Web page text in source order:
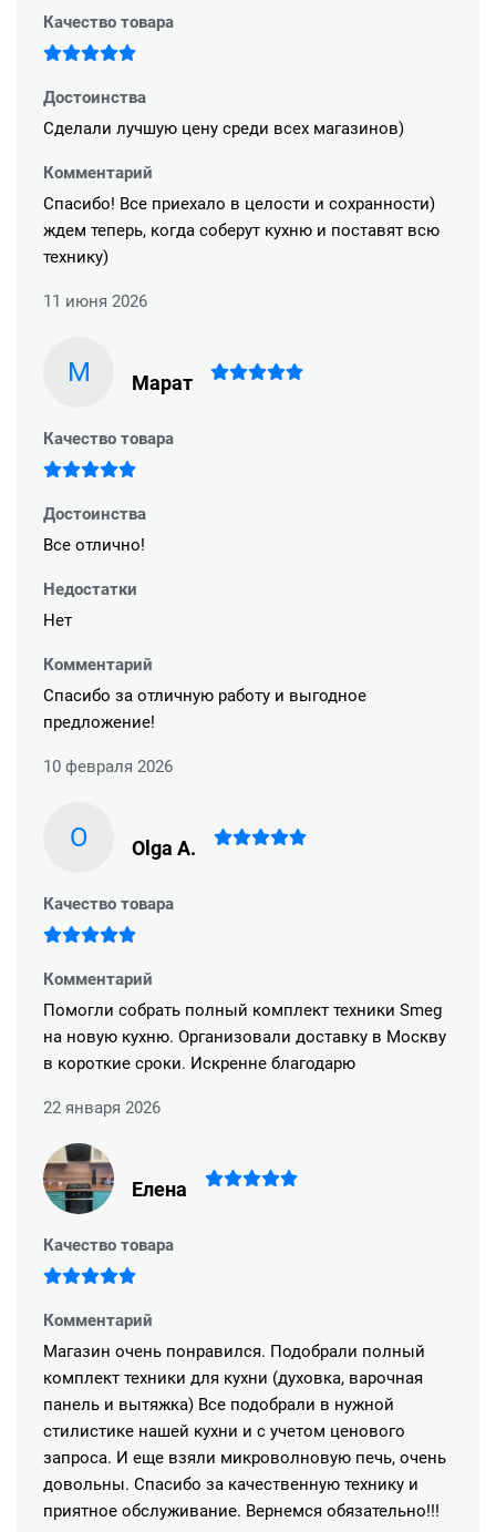
Качество товара
Достоинства
Сделали лучшую цену среди всех магазинов)
Комментарий
Спасибо! Все приехало в целости и сохранности)
ждем теперь, когда соберут кухню и поставят всю
технику)
11 июня 2026
М Марат
Качество товара
Достоинства
Все отлично!
Недостатки
Нет
Комментарий
Спасибо за отличную работу и выгодное
предложение!
10 февраля 2026
O Olga A.
Качество товара
Комментарий
Помогли собрать полный комплект техники Smeg
на новую кухню. Организовали доставку в Москву
в короткие сроки. Искренне благодарю
22 января 2026
Елена
Качество товара
Комментарий
Магазин очень понравился. Подобрали полный
комплект техники для кухни (духовка, варочная
панель и вытяжка) Все подобрали в нужной
стилистике нашей кухни и с учетом ценового
запроса. И еще взяли микроволновую печь, очень
довольны. Спасибо за качественную технику и
приятное обслуживание. Вернемся обязательно!!!